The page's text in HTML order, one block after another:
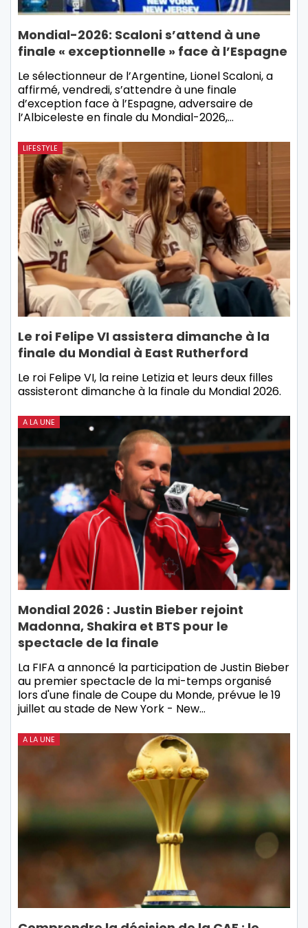
Mondial-2026: Scaloni s’attend à une
finale « exceptionnelle » face à l’Espagne
Le sélectionneur de l’Argentine, Lionel Scaloni, a
affirmé, vendredi, s’attendre à une finale
d’exception face à l’Espagne, adversaire de
l’Albiceleste en finale du Mondial-2026,…
LIFESTYLE
Le roi Felipe VI assistera dimanche à la
finale du Mondial à East Rutherford
Le roi Felipe VI, la reine Letizia et leurs deux filles
assisteront dimanche à la finale du Mondial 2026.
A LA UNE
Mondial 2026 : Justin Bieber rejoint
Madonna, Shakira et BTS pour le
spectacle de la finale
La FIFA a annoncé la participation de Justin Bieber
au premier spectacle de la mi-temps organisé
lors d'une finale de Coupe du Monde, prévue le 19
juillet au stade de New York - New…
A LA UNE